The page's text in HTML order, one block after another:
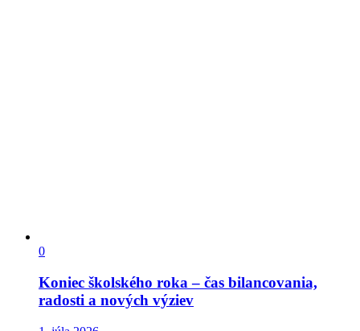
0
Koniec školského roka – čas bilancovania,
radosti a nových výziev